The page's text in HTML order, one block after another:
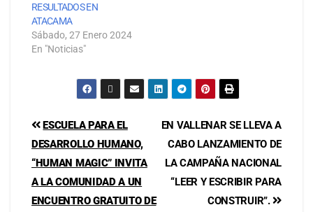
RESULTADOS EN
ATACAMA
Sábado, 27 Enero 2024
En "Noticias"
EN VALLENAR SE LLEVA A
CABO LANZAMIENTO DE
LA CAMPAÑA NACIONAL
“LEER Y ESCRIBIR PARA
CONSTRUIR”.
ESCUELA PARA EL
DESARROLLO HUMANO,
“HUMAN MAGIC” INVITA
A LA COMUNIDAD A UN
ENCUENTRO GRATUITO DE